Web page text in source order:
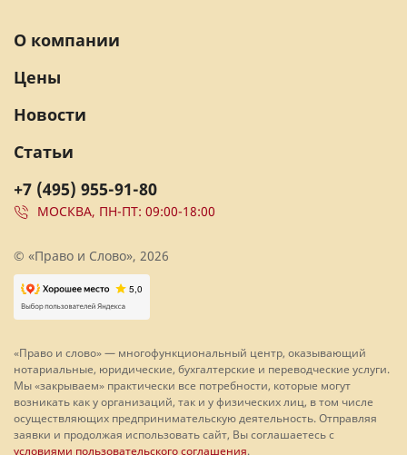
+7 (495) 955-91-80
МОСКВА, ПН-ПТ: 09:00-18:00
О компании
Цены
Новости
Статьи
© «Право и Слово», 2026
«Право и слово» — многофункциональный центр, оказывающий
нотариальные, юридические, бухгалтерские и переводческие услуги.
Мы «закрываем» практически все потребности, которые могут
возникать как у организаций, так и у физических лиц, в том числе
осуществляющих предпринимательскую деятельность. Отправляя
заявки и продолжая использовать сайт, Вы соглашаетесь с
условиями пользовательского соглашения.